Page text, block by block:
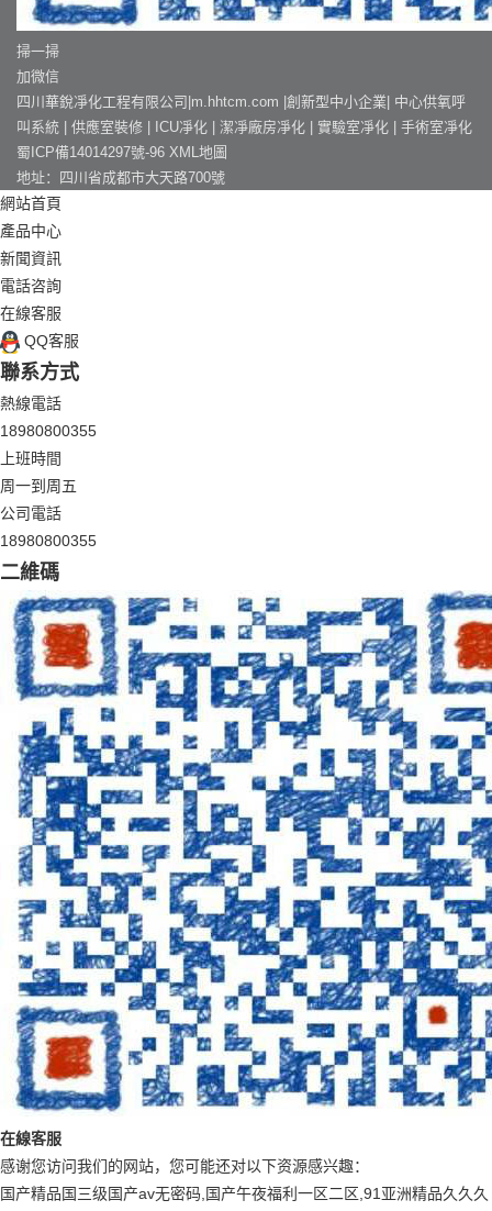
掃一掃
加微信
四川華銳凈化工程有限公司|m.hhtcm.com |創新型中小企業| 中心供氧呼
叫系統
供應室裝修 ICU凈化 潔凈廠房凈化 實驗室凈化
手術室凈化
蜀ICP備14014297號-96 XML地圖
地址：四川省成都市大天路700號
網站首頁
產品中心
新聞資訊
電話咨詢
在線客服
QQ客服
聯系方式
熱線電話
18980800355
上班時間
周一到周五
公司電話
18980800355
二維碼
在線客服
感谢您访问我们的网站，您可能还对以下资源感兴趣：
国产精品国三级国产av无密码,国产午夜福利一区二区,91亚洲精品久久久